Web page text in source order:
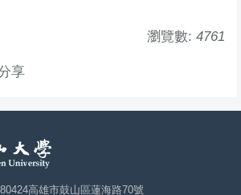
瀏覽數: 4761
享
高雄市鼓山區蓮海路70號